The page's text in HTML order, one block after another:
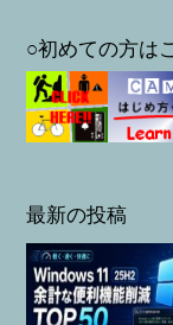
○初めての方は
最新の投稿